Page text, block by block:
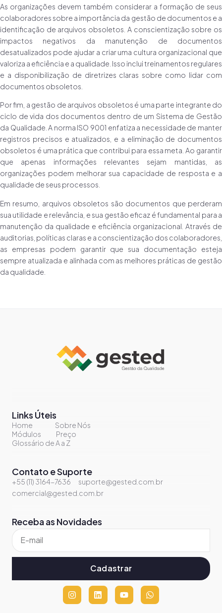
As organizações devem também considerar a formação de seus
colaboradores sobre a importância da gestão de documentos e a
identificação de arquivos obsoletos. A conscientização sobre os
impactos negativos da manutenção de documentos
desatualizados pode ajudar a criar uma cultura organizacional que
valoriza a eficiência e a qualidade. Isso inclui treinamentos regulares
e a disponibilização de diretrizes claras sobre como lidar com
documentos obsoletos.
Por fim, a gestão de arquivos obsoletos é uma parte integrante do
ciclo de vida dos documentos dentro de um Sistema de Gestão
da Qualidade. A norma ISO 9001 enfatiza a necessidade de manter
registros precisos e atualizados, e a eliminação de documentos
obsoletos é uma prática que contribui para essa meta. Ao garantir
que apenas informações relevantes sejam mantidas, as
organizações podem melhorar sua capacidade de resposta e a
qualidade de seus processos.
Em resumo, arquivos obsoletos são documentos que perderam
sua utilidade e relevância, e sua gestão eficaz é fundamental para a
manutenção da qualidade e eficiência organizacional. Através de
auditorias, políticas claras e a conscientização dos colaboradores,
as empresas podem garantir que sua documentação esteja
sempre atualizada e alinhada com as melhores práticas de gestão
da qualidade.
Receba as Novidades
Cadastrar
Links Úteis
Home
Sobre Nós
Módulos
Preço
Glossário de A a Z
Contato e Suporte
+55 (11) 3164-7636
suporte@gested.com.br
comercial@gested.com.br